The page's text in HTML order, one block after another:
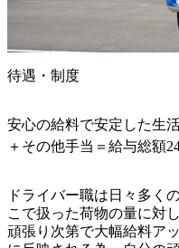
待遇・制度
安心の給料で安定した生
＋その他手当＝給与総額
ドライバー職は日々多く
こで扱った荷物の量に対
頑張り次第で大幅給料ア